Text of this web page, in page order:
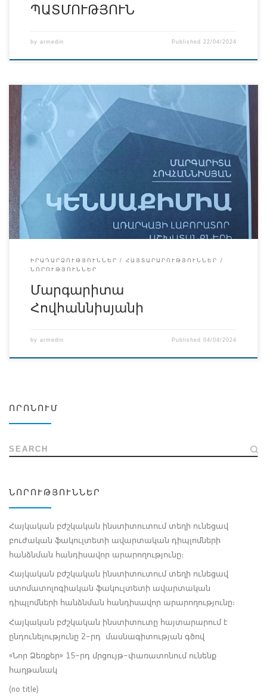
ՊԱՏՄՈՒԹՅՈՒՆ
by armedin Published22/04/2024
Հայկական բժշկական ինստիտուտը առաջնային է
համարում գրադարանի համալրումը և ուսանողներին
անհրաժեշտ ուսումնամեթոդական նյութերով
ապահովումը։ Ելնելով այս առաջնահերթությունից՝ ՀԲԻ-ին
խրախուսում է իր ՊԴԿ-ի դասագրքաստեղծ
գործունեությունը։ Վերջերս լուսյ է տեսել ՀԲԻ-ի
երիտասարդ դասախոս Մարգարիտա Հովհաննիսյանի
հեղինակած Կենսաքիմիա առարկայի լաբորատոր
աշխատանքների ուսումնամեթոդական ձեռնարկը, ինչի
կապակցությամբ շնորհավորում ենք Մ․ Հովհաննիսյանին
և մեր ուսանողներին։ Կ․գ․թ․Մ․ […]
ԻՐԱԴԱՐՁՈՒԹՅՈՒՆՆԵՐ
ՀԱՅՏԱՐԱՐՈՒԹՅՈՒՆՆԵՐ
ՆՈՐՈՒԹՅՈՒՆՆԵՐ
Մարգարիտա
Հովհաննիսյանի
by armedin Published04/04/2024
ՈՐՈՆՈՒՄ
SEARCH
ՆՈՐՈՒԹՅՈՒՆՆԵՐ
Հայկական բժշկական ինստիտուտում տեղի ունեցավ
բուժական ֆակուլտետի ավարտական դիպլոմների
հանձնման հանդիսավոր արարողությունը։
Հայկական բժշկական ինստիտուտում տեղի ունեցավ
ստոմատոլոգիական ֆակուլտետի ավարտական
դիպլոմների հանձնման հանդիսավոր արարողությունը։
Հայկական բժշկական ինստիտուտը հայտարարում է
ընդունելությունը 2-րդ մասնագիտության գծով
«Նոր Ձեռքեր» 15-րդ մրցույթ-փառատոնում ունենք
հաղթանակ
(no title)